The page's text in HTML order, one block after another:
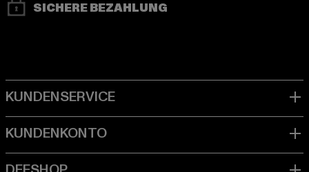
SICHERE BEZAHLUNG